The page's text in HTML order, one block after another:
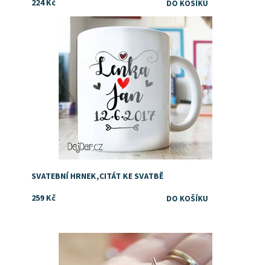
224 Kč
Dostupnost:
Skladem
DejDar
SVATEBNÍ HRNEK,CITÁT KE SVATBĚ
259 Kč
Dostupnost: Skladem